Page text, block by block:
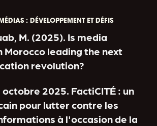
: DÉVELOPPEMENT ET DÉFIS
M. (2025). Is media
Morocco leading the next
revolution?
octobre 2025. FactiCITÉ : un
pour lutter contre les
à l'occasion de la